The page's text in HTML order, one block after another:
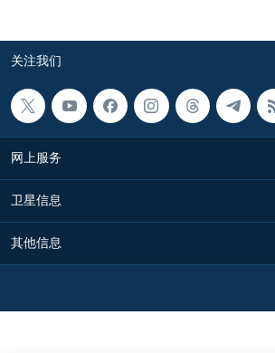
关注我们
网上服务
卫星信息
其他信息